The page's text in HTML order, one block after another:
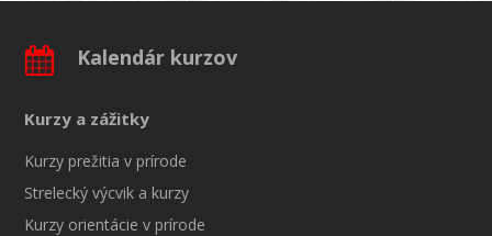
Kalendár kurzov
Kurzy a zážitky
Kurzy prežitia v prírode
Strelecký výcvik a kurzy
Kurzy orientácie v prírode